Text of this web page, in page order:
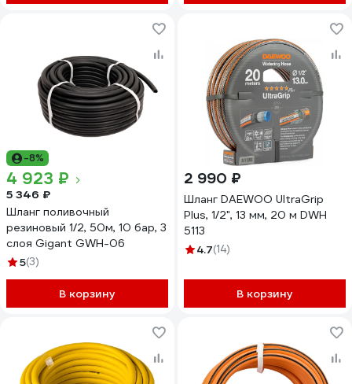
-8%
4 923 ₽
5 346 ₽
Шланг поливочный
резиновый 1/2, 50м, 10 бар, 3
слоя Gigant GWH-06
5(3)
В корзину
2 990 ₽
Шланг DAEWOO UltraGrip
Plus, 1/2", 13 мм, 20 м DWH
5113
4.7(14)
В корзину